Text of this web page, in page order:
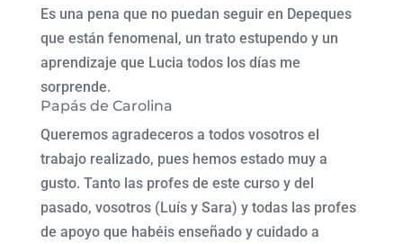
Es una pena que no puedan seguir en Depeques
que están fenomenal, un trato estupendo y un
aprendizaje que Lucia todos los días me
sorprende.
Papás de Carolina
Queremos agradeceros a todos vosotros el
trabajo realizado, pues hemos estado muy a
gusto. Tanto las profes de este curso y del
pasado, vosotros (Luís y Sara) y todas las profes
de apoyo que habéis enseñado y cuidado a